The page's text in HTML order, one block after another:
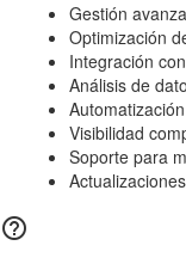
Gestión
Optimización
Integración
Análisis de
Visibilidad
Soporte para
